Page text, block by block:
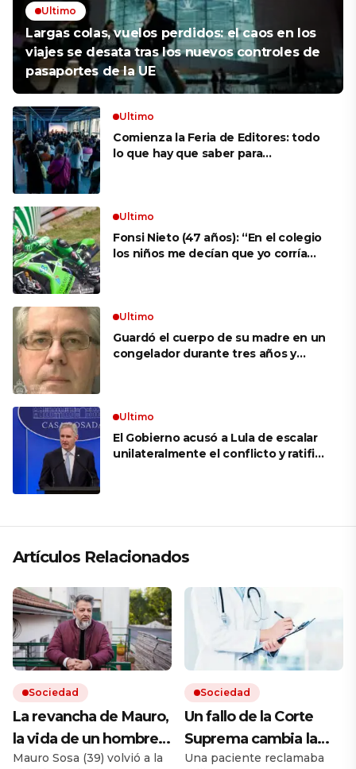
Ultimo
Largas colas, vuelos perdidos: el caos en los
viajes se desata tras los nuevos controles de
pasaportes de la UE
Ultimo
Comienza la Feria de Editores: todo
lo que hay que saber para
Ultimo
Fonsi Nieto (47 años): “En el colegio
los niños me decían que yo corría
Ultimo
Guardó el cuerpo de su madre en un
congelador durante tres años y
Ultimo
El Gobierno acusó a Lula de escalar
unilateralmente el conflicto y ratificó
Artículos Relacionados
Sociedad
La revancha de Mauro,
la vida de un hombre
que vivía en la calle y
Mauro Sosa (39) volvió a la
Sociedad
Un fallo de la Corte
Suprema cambia la
forma en que las
Una paciente reclamaba